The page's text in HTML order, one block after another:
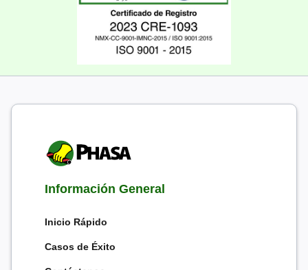
Información General
Inicio Rápido
Casos de Éxito